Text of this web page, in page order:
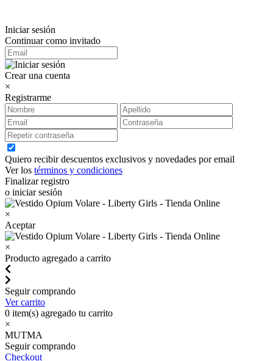
Iniciar sesión
Continuar como invitado
Crear una cuenta
×
Registrarme
Quiero recibir descuentos exclusivos y novedades por email
Ver los términos y condiciones
Finalizar registro
o iniciar sesión
×
Aceptar
×
Producto agregado a carrito
Seguir comprando
Ver carrito
0 item(s) agregado tu carrito
×
MUTMA
Seguir comprando
Checkout